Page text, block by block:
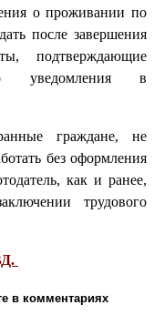
о проживании по
после завершения
подтверждающие
уведомления в
граждане, не
без оформления
как и ранее,
трудового
в комментариях